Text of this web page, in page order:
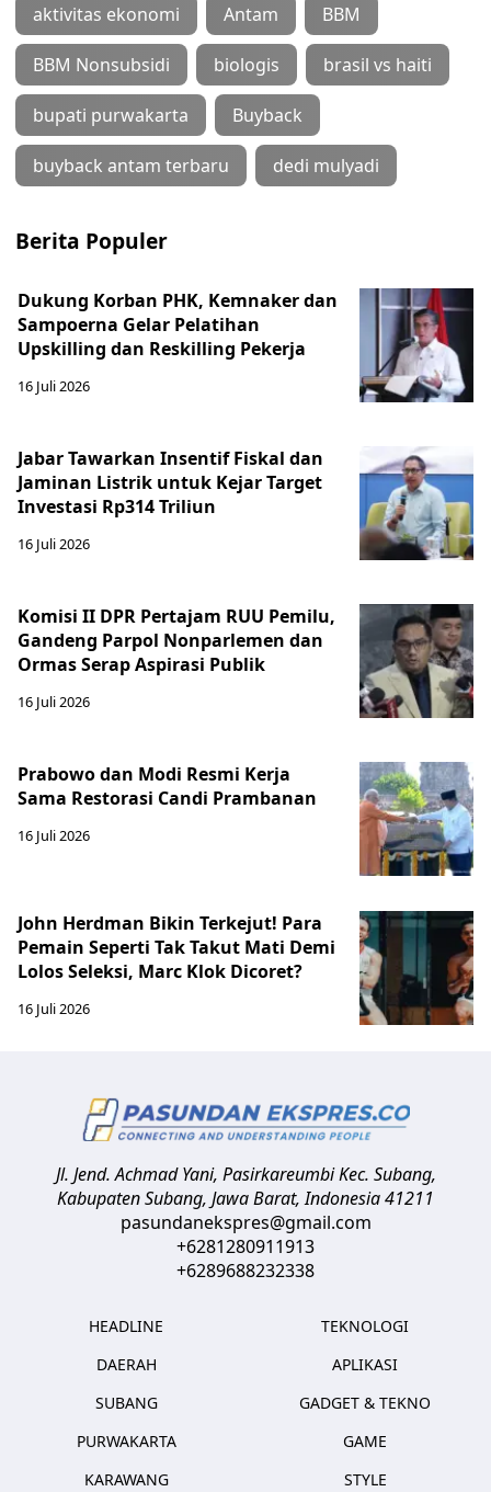
aktivitas ekonomi Antam BBM
BBM Nonsubsidi biologis brasil vs haiti
bupati purwakarta Buyback
buyback antam terbaru dedi mulyadi
Berita Populer
Dukung Korban PHK, Kemnaker dan
Sampoerna Gelar Pelatihan
Upskilling dan Reskilling Pekerja
16 Juli 2026
Jabar Tawarkan Insentif Fiskal dan
Jaminan Listrik untuk Kejar Target
Investasi Rp314 Triliun
16 Juli 2026
Komisi II DPR Pertajam RUU Pemilu,
Gandeng Parpol Nonparlemen dan
Ormas Serap Aspirasi Publik
16 Juli 2026
Prabowo dan Modi Resmi Kerja
Sama Restorasi Candi Prambanan
16 Juli 2026
John Herdman Bikin Terkejut! Para
Pemain Seperti Tak Takut Mati Demi
Lolos Seleksi, Marc Klok Dicoret?
16 Juli 2026
Jl. Jend. Achmad Yani, Pasirkareumbi Kec. Subang,
Kabupaten Subang, Jawa Barat,Indonesia41211
pasundanekspres@gmail.com
+6281280911913
+6289688232338
HEADLINE
DAERAH
SUBANG
PURWAKARTA
KARAWANG
TEKNOLOGI
APLIKASI
GADGET & TEKNO
GAME
STYLE